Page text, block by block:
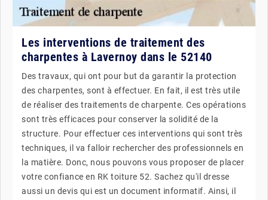
Les interventions de traitement des
charpentes à Lavernoy dans le 52140
Des travaux, qui ont pour but da garantir la protection
des charpentes, sont à effectuer. En fait, il est très utile
de réaliser des traitements de charpente. Ces opérations
sont très efficaces pour conserver la solidité de la
structure. Pour effectuer ces interventions qui sont très
techniques, il va falloir rechercher des professionnels en
la matière. Donc, nous pouvons vous proposer de placer
votre confiance en RK toiture 52. Sachez qu'il dresse
aussi un devis qui est un document informatif. Ainsi, il